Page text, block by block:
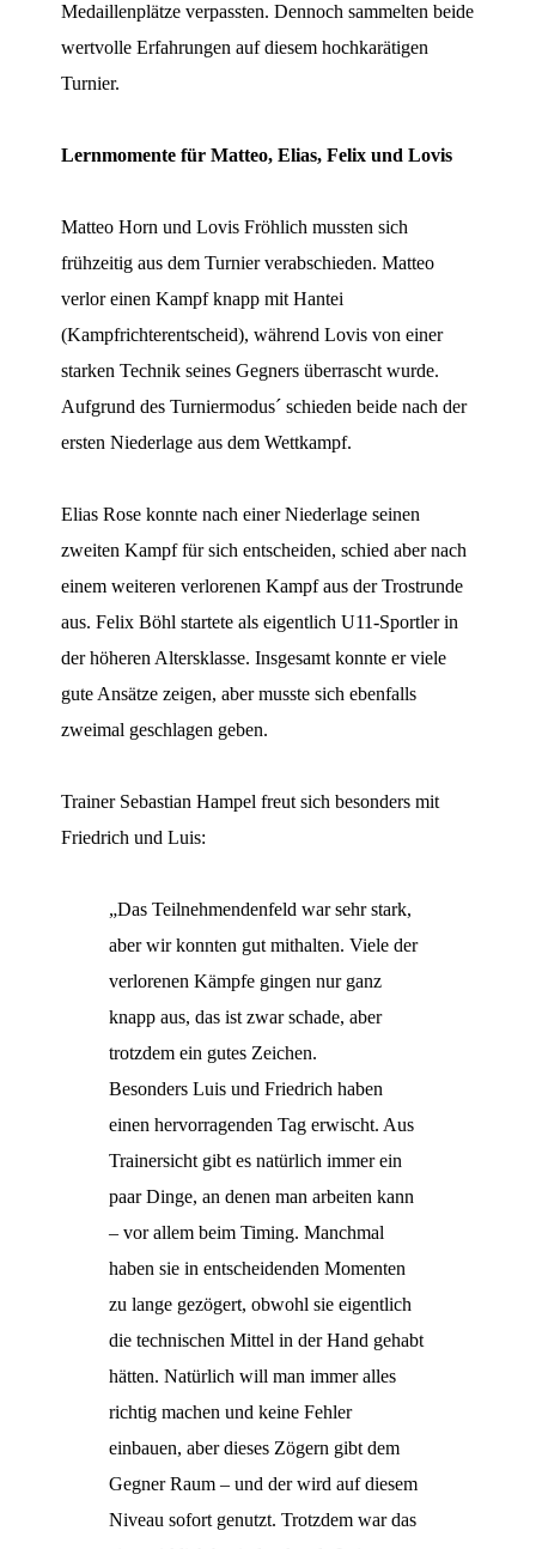
Medaillenplätze verpassten. Dennoch sammelten beide
wertvolle Erfahrungen auf diesem hochkarätigen
Turnier.
Lernmomente für Matteo, Elias, Felix und Lovis
Matteo Horn und Lovis Fröhlich mussten sich
frühzeitig aus dem Turnier verabschieden. Matteo
verlor einen Kampf knapp mit Hantei
(Kampfrichterentscheid), während Lovis von einer
starken Technik seines Gegners überrascht wurde.
Aufgrund des Turniermodus´ schieden beide nach der
ersten Niederlage aus dem Wettkampf.
Elias Rose konnte nach einer Niederlage seinen
zweiten Kampf für sich entscheiden, schied aber nach
einem weiteren verlorenen Kampf aus der Trostrunde
aus. Felix Böhl startete als eigentlich U11-Sportler in
der höheren Altersklasse. Insgesamt konnte er viele
gute Ansätze zeigen, aber musste sich ebenfalls
zweimal geschlagen geben.
Trainer Sebastian Hampel freut sich besonders mit
Friedrich und Luis:
„Das Teilnehmendenfeld war sehr stark,
aber wir konnten gut mithalten. Viele der
verlorenen Kämpfe gingen nur ganz
knapp aus, das ist zwar schade, aber
trotzdem ein gutes Zeichen.
Besonders Luis und Friedrich haben
einen hervorragenden Tag erwischt. Aus
Trainersicht gibt es natürlich immer ein
paar Dinge, an denen man arbeiten kann
– vor allem beim Timing. Manchmal
haben sie in entscheidenden Momenten
zu lange gezögert, obwohl sie eigentlich
die technischen Mittel in der Hand gehabt
hätten. Natürlich will man immer alles
richtig machen und keine Fehler
einbauen, aber dieses Zögern gibt dem
Gegner Raum – und der wird auf diesem
Niveau sofort genutzt. Trotzdem war das